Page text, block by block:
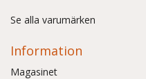
Se alla varumärken
Information
Magasinet